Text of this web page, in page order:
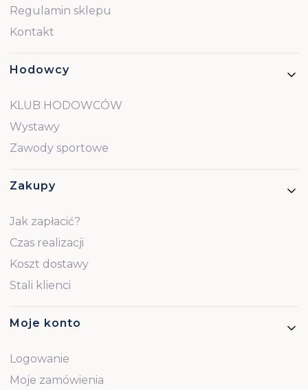
Regulamin sklepu
Kontakt
Hodowcy
KLUB HODOWCÓW
Wystawy
Zawody sportowe
Zakupy
Jak zapłacić?
Czas realizacji
Koszt dostawy
Stali klienci
Moje konto
Logowanie
Moje zamówienia